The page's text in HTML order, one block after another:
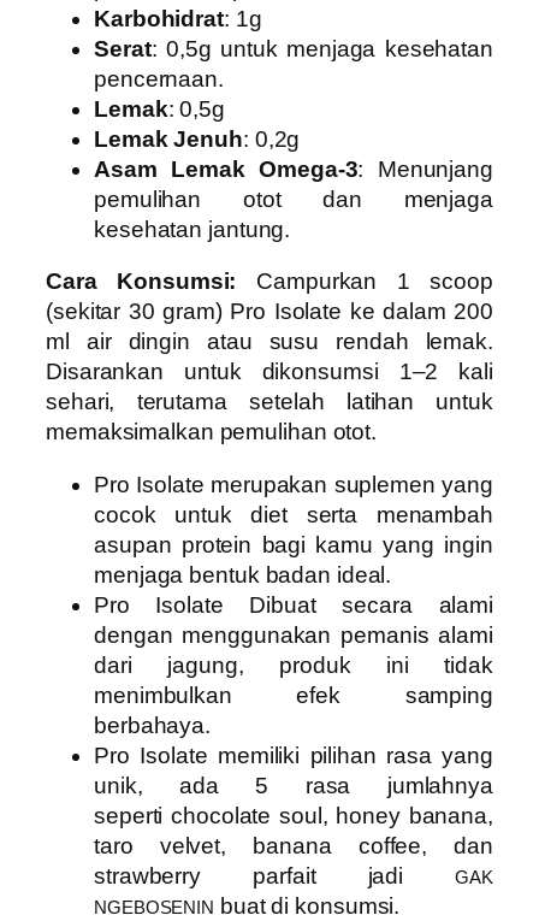
Karbohidrat: 1g
Serat: 0,5g untuk menjaga kesehatan
pencernaan.
Lemak: 0,5g
Lemak Jenuh: 0,2g
Asam Lemak Omega-3: Menunjang
pemulihan otot dan menjaga
kesehatan jantung.
Cara Konsumsi: Campurkan 1 scoop
(sekitar 30 gram) Pro Isolate ke dalam 200
ml air dingin atau susu rendah lemak.
Disarankan untuk dikonsumsi 1–2 kali
sehari, terutama setelah latihan untuk
memaksimalkan pemulihan otot.
Pro Isolate merupakan suplemen yang
cocok untuk diet serta menambah
asupan protein bagi kamu yang ingin
menjaga bentuk badan ideal.
Pro Isolate Dibuat secara alami
dengan menggunakan pemanis alami
dari jagung, produk ini tidak
menimbulkan efek samping
berbahaya.
Pro Isolate memiliki pilihan rasa yang
unik, ada 5 rasa jumlahnya
sepertichocolate soul, honey banana,
taro velvet, banana coffee, dan
strawberry parfaitjadiGAK
NGEBOSENIN buat di konsumsi.